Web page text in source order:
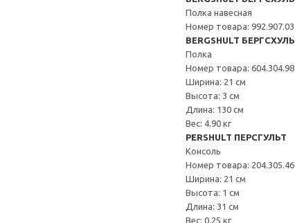
Полка навесная
Номер товара: 992.907.03
BERGSHULT
Полка
Номер товара: 604.304.98
Ширина: 21 см
Высота: 3 см
Длина: 130 см
Вес: 4.90 кг
PERSHULT ПЕРСГУЛЬТ
Консоль
Номер товара: 204.305.46
Ширина: 21 см
Высота: 1 см
Длина: 31 см
Вес: 0.25 кг